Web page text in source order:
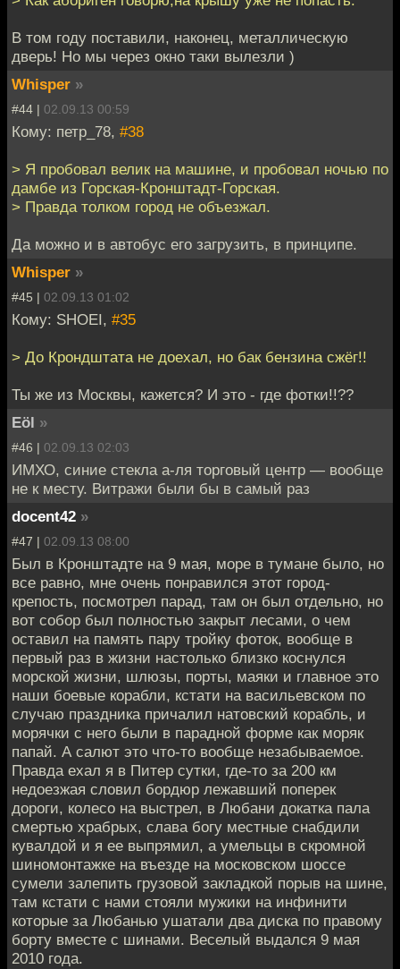
В том году поставили, наконец, металлическую
дверь! Но мы через окно таки вылезли )
Whisper »
#44 | 02.09.13 00:59
Кому: петр_78, #38
> Я пробовал велик на машине, и пробовал ночью по
дамбе из Горская-Кронштадт-Горская.
> Правда толком город не объезжал.
Да можно и в автобус его загрузить, в принципе.
Whisper »
#45 | 02.09.13 01:02
Кому: SHOEI, #35
> До Крондштата не доехал, но бак бензина сжёг!!
Ты же из Москвы, кажется? И это - где фотки!!??
Eöl »
#46 | 02.09.13 02:03
ИМХО, синие стекла а-ля торговый центр — вообще
не к месту. Витражи были бы в самый раз
docent42 »
#47 | 02.09.13 08:00
Был в Кронштадте на 9 мая, море в тумане было, но
все равно, мне очень понравился этот город-
крепость, посмотрел парад, там он был отдельно, но
вот собор был полностью закрыт лесами, о чем
оставил на память пару тройку фоток, вообще в
первый раз в жизни настолько близко коснулся
морской жизни, шлюзы, порты, маяки и главное это
наши боевые корабли, кстати на васильевском по
случаю праздника причалил натовский корабль, и
морячки с него были в парадной форме как моряк
папай. А салют это что-то вообще незабываемое.
Правда ехал я в Питер сутки, где-то за 200 км
недоезжая словил бордюр лежавший поперек
дороги, колесо на выстрел, в Любани докатка пала
смертью храбрых, слава богу местные снабдили
кувалдой и я ее выпрямил, а умельцы в скромной
шиномонтажке на въезде на московском шоссе
сумели залепить грузовой закладкой порыв на шине,
там кстати с нами стояли мужики на инфинити
которые за Любанью ушатали два диска по правому
борту вместе с шинами. Веселый выдался 9 мая
2010 года.